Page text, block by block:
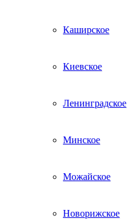
Каширское
Киевское
Ленинградское
Минское
Можайское
Новорижское